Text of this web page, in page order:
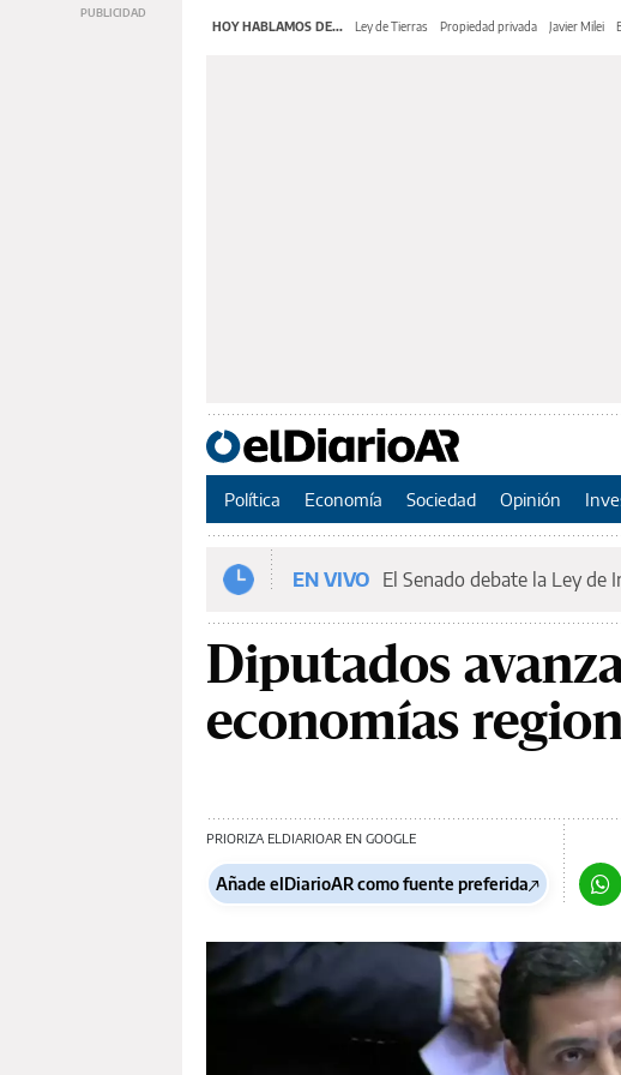
HOY HABLAMOS DE... Ley de Tierras Propiedad privada Javier Milei
Política Economía Sociedad Opinión
EN VIVO El Senado debate la Ley de
Diputados
economías
PRIORIZA ELDIARIOAR EN GOOGLE
Añade elDiarioAR como fuente preferida